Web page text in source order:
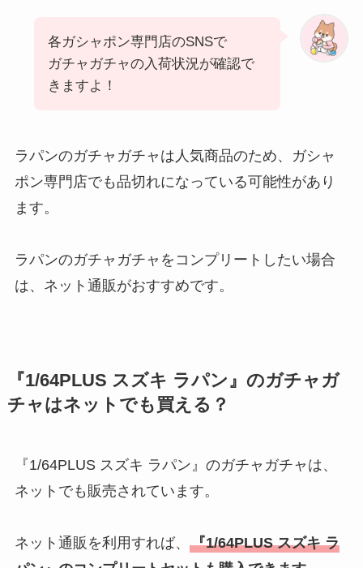
各ガシャポン専門店のSNSで
ガチャガチャの入荷状況が確認で
きますよ！
ラパンのガチャガチャは人気商品のため、ガシャ
ポン専門店でも品切れになっている可能性があり
ます。
ラパンのガチャガチャをコンプリートしたい場合
は、ネット通販がおすすめです。
『1/64PLUS スズキ ラパン』のガチャガ
チャはネットでも買える？
『1/64PLUS スズキ ラパン』のガチャガチャは、
ネットでも販売されています。
ネット通販を利用すれば、 『1/64PLUS スズキ ラ